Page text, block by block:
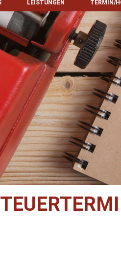
LEISTUNGEN TERMIN/